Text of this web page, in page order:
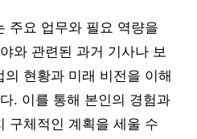
주요 업무와 필요 역량을
와 관련된 과거 기사나 보
현황과 미래 비전을 이해
. 이를 통해 본인의 경험과
구체적인 계획을 세울 수